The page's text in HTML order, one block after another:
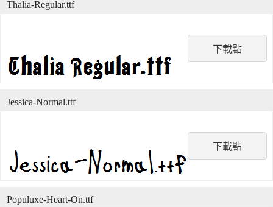
下載點
Thalia-Regular.ttf
下載點
Jessica-Normal.ttf
Populuxe-Heart-On.ttf